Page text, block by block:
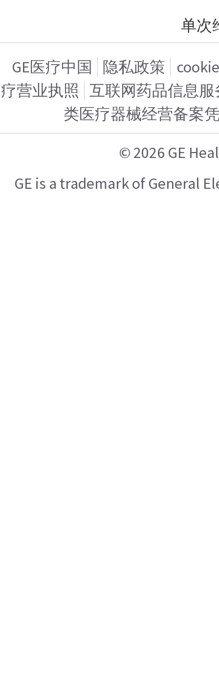
单次
GE医疗中国 隐私政策
疗营业执照 互联网药品信息服
类医疗器械经营备案
© 2026 GE
GE is a trademark of General